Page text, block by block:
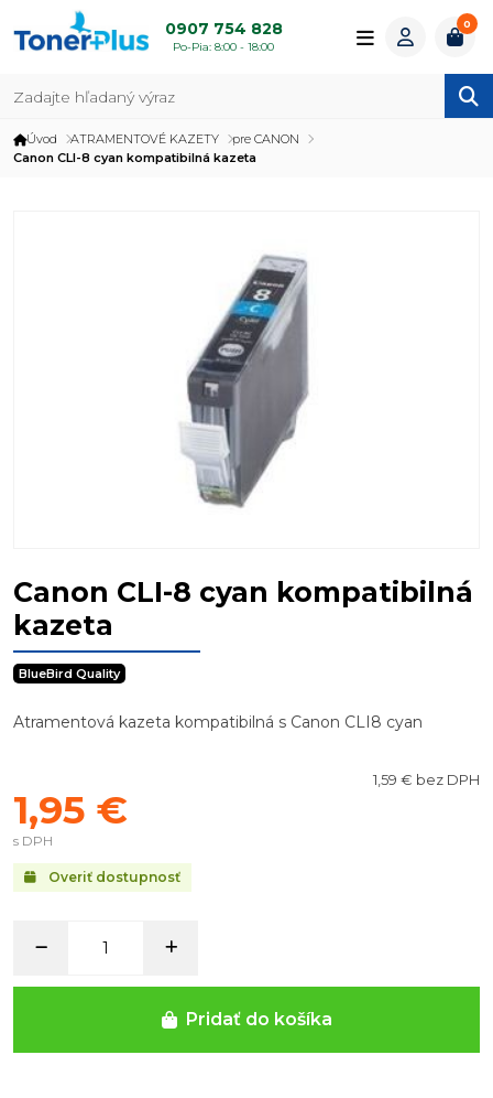
0907 754 828
Po-Pia: 8:00 - 18:00
0
Úvod ATRAMENTOVÉ KAZETY
pre CANON
Canon CLI-8 cyan kompatibilná kazeta
Canon CLI-8 cyan kompatibilná
kazeta
BlueBird Quality
Atramentová kazeta kompatibilná s Canon CLI8 cyan
Overiť dostupnosť
1,59 € bez DPH
1,95 €
s DPH
Pridať do košíka